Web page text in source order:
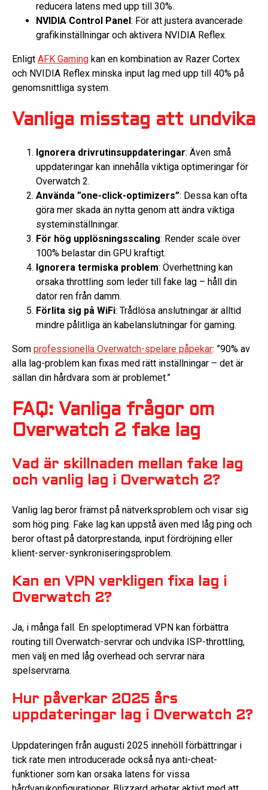
reducera latens med upp till 30%.
NVIDIA Control Panel : För att justera avancerade
grafikinställningar och aktivera NVIDIA Reflex.
Enligt AFK Gaming kan en kombination av Razer Cortex
och NVIDIA Reflex minska input lag med upp till 40% på
genomsnittliga system.
Vanliga misstag att undvika
Ignorera drivrutinsuppdateringar: Även små
uppdateringar kan innehålla viktiga optimeringar för
Overwatch 2.
Använda ”one-click-optimizers”: Dessa kan ofta
göra mer skada än nytta genom att ändra viktiga
systeminställningar.
För hög upplösningsscaling: Render scale över
100% belastar din GPU kraftigt.
Ignorera termiska problem: Överhettning kan
orsaka throttling som leder till fake lag – håll din
dator ren från damm.
Förlita sig på WiFi: Trådlösa anslutningar är alltid
mindre pålitliga än kabelanslutningar för gaming.
Som professionella Overwatch-spelare påpekar: ”90% av
alla lag-problem kan fixas med rätt inställningar – det är
sällan din hårdvara som är problemet.”
FAQ: Vanliga frågor om
Overwatch 2 fake lag
Vad är skillnaden mellan fake lag
och vanlig lag i Overwatch 2?
Vanlig lag beror främst på nätverksproblem och visar sig
som hög ping. Fake lag kan uppstå även med låg ping och
beror oftast på datorprestanda, input fördröjning eller
klient-server-synkroniseringsproblem.
Kan en VPN verkligen fixa lag i
Overwatch 2?
Ja, i många fall. En speloptimerad VPN kan förbättra
routing till Overwatch-servrar och undvika ISP-throttling,
men välj en med låg overhead och servrar nära
spelservrarna.
Hur påverkar 2025 års
uppdateringar lag i Overwatch 2?
Uppdateringen från augusti 2025 innehöll förbättringar i
tick rate men introducerade också nya anti-cheat-
funktioner som kan orsaka latens för vissa